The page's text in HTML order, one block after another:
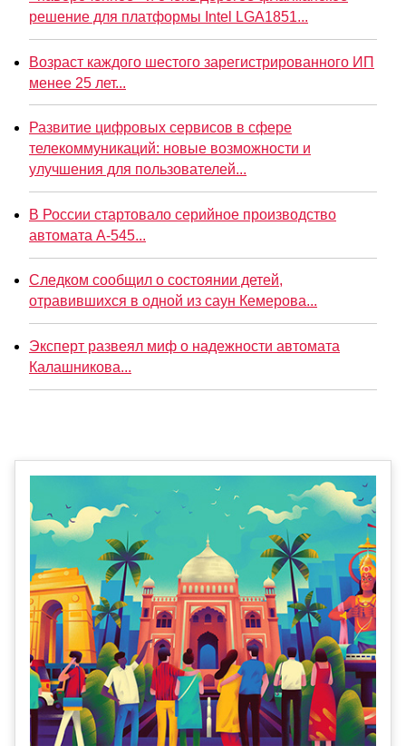
решение для платформы Intel LGA1851...
Возраст каждого шестого зарегистрированного ИП
менее 25 лет...
Развитие цифровых сервисов в сфере
телекоммуникаций: новые возможности и
улучшения для пользователей...
В России стартовало серийное производство
автомата А-545...
Следком сообщил о состоянии детей,
отравившихся в одной из саун Кемерова...
Эксперт развеял миф о надежности автомата
Калашникова...